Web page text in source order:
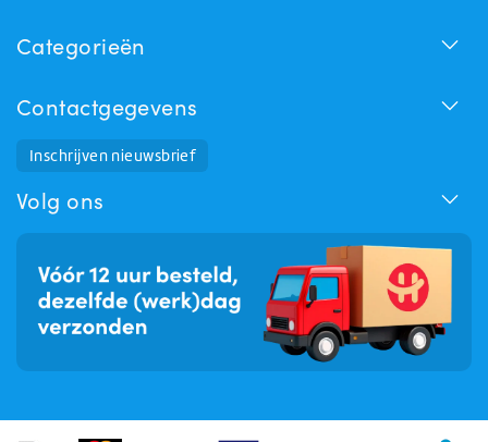
Categorieën
Contactgegevens
Inschrijven nieuwsbrief
Volg ons